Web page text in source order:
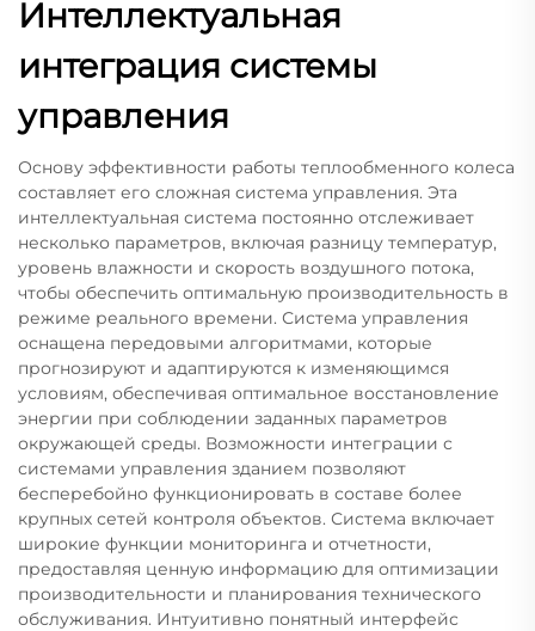
Интеллектуальная
интеграция системы
управления
Основу эффективности работы теплообменного колеса
составляет его сложная система управления. Эта
интеллектуальная система постоянно отслеживает
несколько параметров, включая разницу температур,
уровень влажности и скорость воздушного потока,
чтобы обеспечить оптимальную производительность в
режиме реального времени. Система управления
оснащена передовыми алгоритмами, которые
прогнозируют и адаптируются к изменяющимся
условиям, обеспечивая оптимальное восстановление
энергии при соблюдении заданных параметров
окружающей среды. Возможности интеграции с
системами управления зданием позволяют
бесперебойно функционировать в составе более
крупных сетей контроля объектов. Система включает
широкие функции мониторинга и отчетности,
предоставляя ценную информацию для оптимизации
производительности и планирования технического
обслуживания. Интуитивно понятный интерфейс